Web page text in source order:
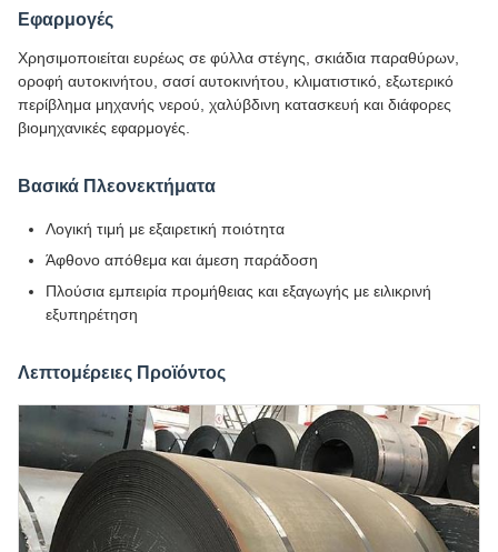
Εφαρμογές
Χρησιμοποιείται ευρέως σε φύλλα στέγης, σκιάδια παραθύρων,
οροφή αυτοκινήτου, σασί αυτοκινήτου, κλιματιστικό, εξωτερικό
περίβλημα μηχανής νερού, χαλύβδινη κατασκευή και διάφορες
βιομηχανικές εφαρμογές.
Βασικά Πλεονεκτήματα
Λογική τιμή με εξαιρετική ποιότητα
Άφθονο απόθεμα και άμεση παράδοση
Πλούσια εμπειρία προμήθειας και εξαγωγής με ειλικρινή
εξυπηρέτηση
Λεπτομέρειες Προϊόντος